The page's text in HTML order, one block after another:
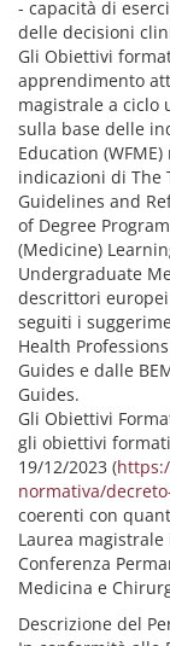
- capacità di
delle decisioni
Gli Obiettivi
apprendimento
magistrale a ciclo
sulla base delle
Education
indicazioni di The
Guidelines and
of Degree
(Medicine)
Undergraduate
descrittori
seguiti i
Health
Guides e dalle
Guides.
Gli Obiettivi
gli obiettivi
19/12/2023 (
normativa/
coerenti con
Laurea
Conferenza
Medicina e
Descrizione del